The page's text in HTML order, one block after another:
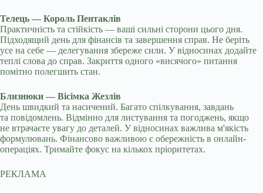
Телець — Король Пентаклів
Практичність та стійкість — ваші сильні сторони цього дня.
Підходящий день для фінансів та завершення справ. Не беріть
усе на себе — делегування збереже сили. У відносинах додайте
теплі слова до справ. Закриття одного «висячого» питання
помітно полегшить стан.
Близнюки — Вісімка Жезлів
День швидкий та насичений. Багато спілкування, завдань
та повідомлень. Відмінно для листування та погоджень, якщо
не втрачаєте увагу до деталей. У відносинах важлива м'якість
формулювань. Фінансово важливою є обережність в онлайн-
операціях. Тримайте фокус на кількох пріоритетах.
РЕКЛАМА